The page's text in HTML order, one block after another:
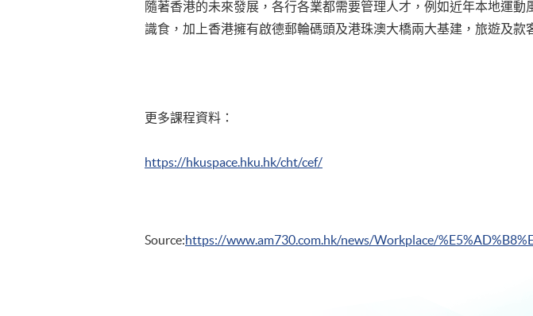
隨著香港的未來發展，各行各業都需要管理人才，例如近年本地運
識食，加上香港擁有啟德郵輪碼頭及港珠澳大橋兩大基建，旅遊及
更多課程資料：
https://hkuspace.hku.hk/cht/cef/
Source:https://www.am730.com.hk/news/Workplace/